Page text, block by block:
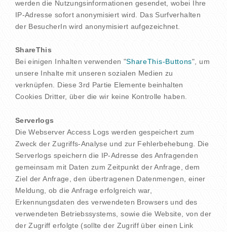
werden die Nutzungsinformationen gesendet, wobei Ihre
IP-Adresse sofort anonymisiert wird. Das Surfverhalten
der BesucherIn wird anonymisiert aufgezeichnet.
ShareThis
Bei einigen Inhalten verwenden "ShareThis-Buttons", um
unsere Inhalte mit unseren sozialen Medien zu
verknüpfen. Diese 3rd Partie Elemente beinhalten
Cookies Dritter, über die wir keine Kontrolle haben.
Serverlogs
Die Webserver Access Logs werden gespeichert zum
Zweck der Zugriffs-Analyse und zur Fehlerbehebung. Die
Serverlogs speichern die IP-Adresse des Anfragenden
gemeinsam mit Daten zum Zeitpunkt der Anfrage, dem
Ziel der Anfrage, den übertragenen Datenmengen, einer
Meldung, ob die Anfrage erfolgreich war,
Erkennungsdaten des verwendeten Browsers und des
verwendeten Betriebssystems, sowie die Website, von der
der Zugriff erfolgte (sollte der Zugriff über einen Link